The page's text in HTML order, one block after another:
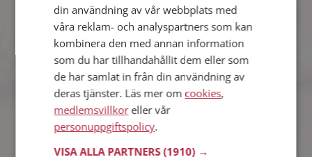
Michael
43 år från Storuman i Västerbottens län
Tror du Michael har ett fotoalbum på
Mötesplatsen? Bli medlem och kolla.
Det finns tusentals fotoalbum med
spännande bilder på siten.
din användning av vår webbplats med
våra reklam- och analyspartners som kan
kombinera den med annan information
som du har tillhandahållit dem eller som
de har samlat in från din användning av
deras tjänster. Läs mer om cookies,
medlemsvillkoreller vår
personuppgiftspolicy.
VISA ALLA PARTNERS(1910) →